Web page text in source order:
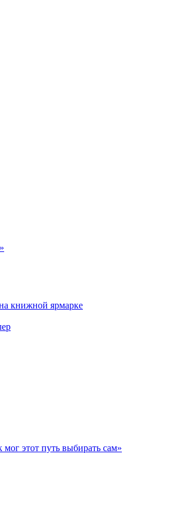
книжной ярмарке
этот путь выбирать сам»